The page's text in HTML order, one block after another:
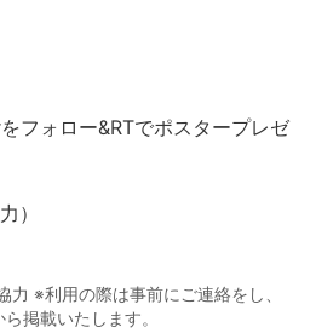
フォロー&RTでポスタープレゼ
）
力 ※利用の際は事前にご連絡をし、
掲載いたします。